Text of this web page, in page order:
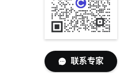
联系专家